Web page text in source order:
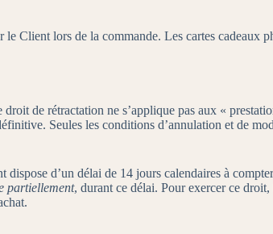
Client lors de la commande. Les cartes cadeaux
de rétractation ne s’applique pas aux «
Seules les conditions d’annulation et de
dispose d’un délai de 14 jours calendaires à
partiellement, durant ce délai. Pour exercer ce